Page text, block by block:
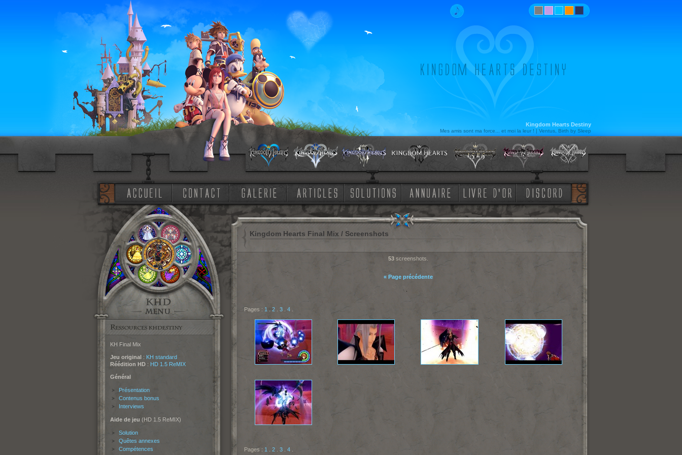
Kingdom Hearts Destiny
Mes amis sont ma force... et moi la leur ! | Ventus, Birth by Sleep
KH Final Mix
Jeu original: KH standard
Réédition HD: HD 1.5 ReMIX
Général
Présentation
Contenus bonus
Interviews
Aide de jeu (HD 1.5 ReMIX)
Solution
Quêtes annexes
Compétences
Kingdom Hearts Final Mix / Screenshots
53screenshots.
« Page précédente
Pages : 1 2. 3. 4.
Pages : 1 2. 3. 4.